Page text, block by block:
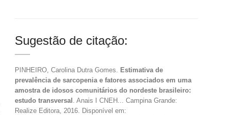
Sugestão de citação:
PINHEIRO, Carolina Dutra Gomes. Estimativa de
prevalência de sarcopenia e fatores associados em uma
amostra de idosos comunitários do nordeste brasileiro:
estudo transversal . Anais I CNEH... Campina Grande:
Realize Editora, 2016. Disponível em: